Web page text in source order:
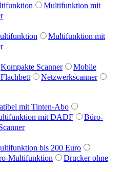
Multifunktion mit
Multifunktion mit
Kompakte Scanner
Mobile
Netzwerkscanner
mit Tinten-Abo
mit DADF
Büro-
bis 200 Euro
Multifunktion
Drucker ohne